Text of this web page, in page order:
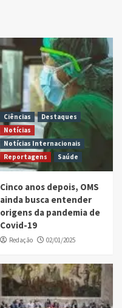
Ciências
Destaques
Notícias
Notícias Internacionais
Reportagens
Saúde
Cinco anos depois, OMS
ainda busca entender
origens da pandemia de
Covid-19
Redação 02/01/2025